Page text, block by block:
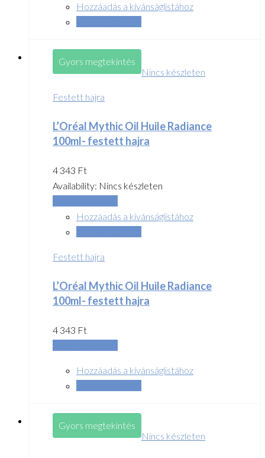
Hozzáadás a kívánságlistához
Gyors megtekintés
Nincs készleten
Festett hajra
L’Oréal Mythic Oil Huile Radiance
100ml- festett hajra
4 343 Ft
Availability: Nincs készleten
Hozzáadás a kívánságlistához
Festett hajra
L’Oréal Mythic Oil Huile Radiance
100ml- festett hajra
4 343 Ft
Hozzáadás a kívánságlistához
Gyors megtekintés
Nincs készleten